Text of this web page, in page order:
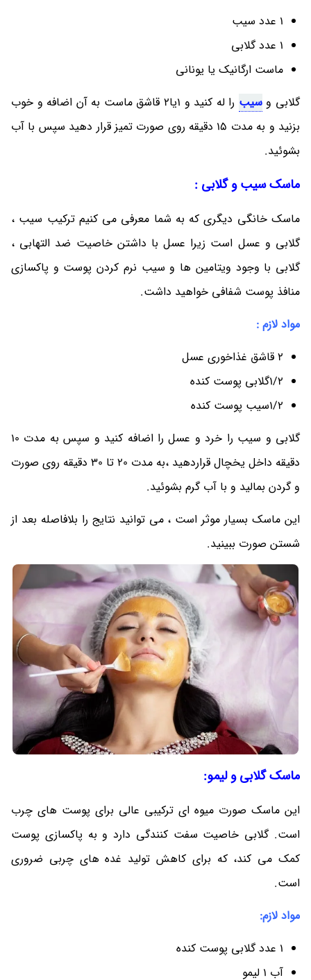
1 عدد سیب
1 عدد گلابی
ماست ارگانیک یا یونانی
گلابی وسیب
را له کنید و 1یا2 قاشق ماست به آن اضافه و خوب
بزنید و به مدت 15 دقیقه روی صورت تمیز قرار دهید سپس با آب
بشوئید.
ماسک سیب و گلابی :
ماسک خانگی دیگری که به شما معرفی می کنیم ترکیب سیب ،
گلابی و عسل است زیرا عسل با داشتن خاصیت ضد التهابی ،
گلابی با وجود ویتامین ها و سیب نرم کردن پوست و پاکسازی
منافذ پوست شفافی خواهید داشت.
مواد لازم :
2 قاشق غذاخوری عسل
1/2گلابی پوست کنده
1/2سیب پوست کنده
گلابی و سیب را خرد و عسل را اضافه کنید و سپس به مدت 10
دقیقه داخل یخچال قراردهید ،به مدت 20 تا 30 دقیقه روی صورت
و گردن بمالید و با آب گرم بشوئید.
این ماسک بسیار موثر است ، می توانید نتایج را بلافاصله بعد از
شستن صورت ببینید.
ماسک گلابی و لیمو:
این ماسک صورت میوه ای ترکیبی عالی برای پوست های چرب
است. گلابی خاصیت سفت کنندگی دارد و به پاکسازی پوست
کمک می کند، که برای کاهش تولید غده های چربی ضروری
است.
مواد لازم:
1 عدد گلابی پوست کنده
آب 1 لیمو